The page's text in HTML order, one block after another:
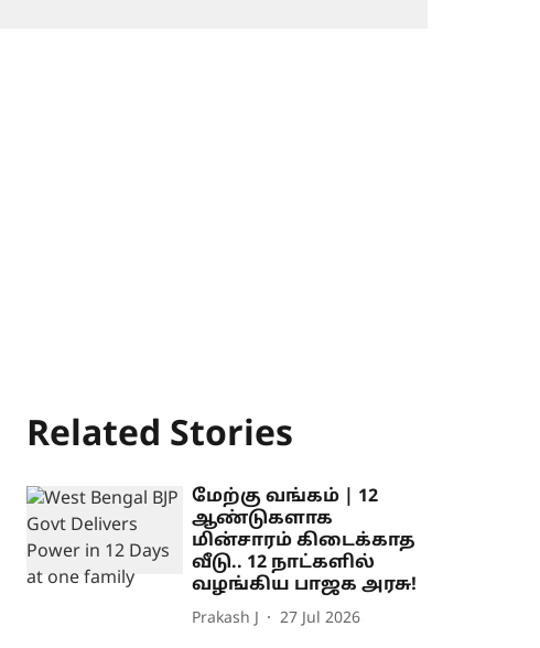
Related Stories
மேற்கு வங்கம் | 12
ஆண்டுகளாக
மின்சாரம் கிடைக்காத
வீடு.. 12 நாட்களில்
வழங்கிய பாஜக அரசு!
Prakash J 27 Jul 2026